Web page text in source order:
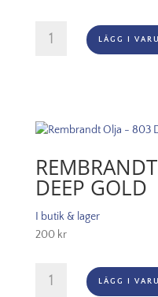
Olja
Green
Light
LÄGG I
DEEP GOLD
I butik & lager
200 kr
Olja
LÄGG I